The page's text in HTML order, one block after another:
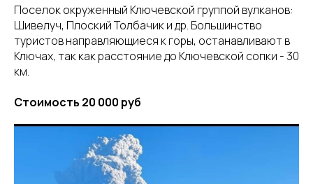
Поселок окруженный Ключевской группой вулканов:
Шивелуч, Плоский Толбачик и др. Большинство
туристов направляющиеся к горы, останавливают в
Ключах, так как расстояние до Ключевской сопки - 30
км.
Стоимость 20 000 руб